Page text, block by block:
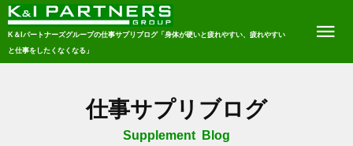
K＆Iパートナーズグループの仕事サプリブログ「身体が硬いと疲れやすい、疲れやすい
と仕事をしたくなくなる」
仕事サプリブログ
Supplement Blog